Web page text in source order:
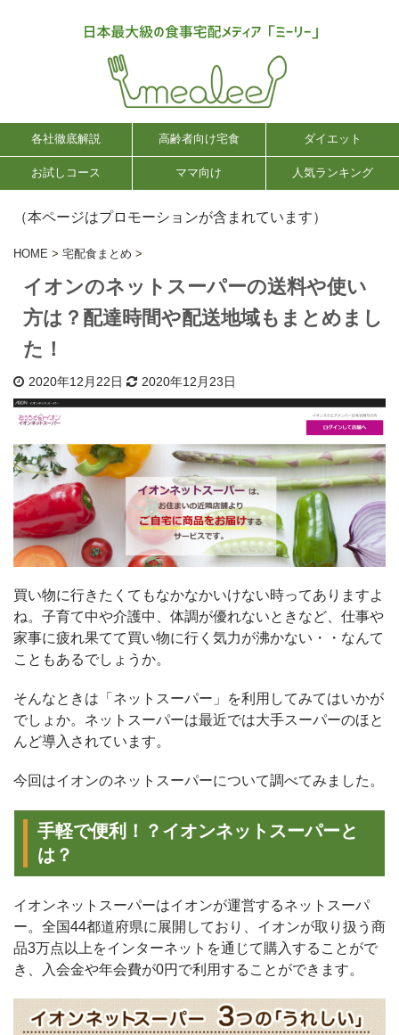
各社徹底解説 高齢者向け宅食 ダイエット
お試しコース ママ向け 人気ランキング
（本ページはプロモーションが含まれています）
HOME > 宅配食まとめ >
イオンのネットスーパーの送料や使い
方は？配達時間や配送地域もまとめまし
た！
2020年12月22日 2020年12月23日
買い物に行きたくてもなかなかいけない時ってありますよ
ね。子育て中や介護中、体調が優れないときなど、仕事や
家事に疲れ果てて買い物に行く気力が沸かない・・なんて
こともあるでしょうか。
そんなときは「ネットスーパー」を利用してみてはいかが
でしょか。ネットスーパーは最近では大手スーパーのほと
んど導入されています。
今回はイオンのネットスーパーについて調べてみました。
手軽で便利！？イオンネットスーパーと
は？
イオンネットスーパーはイオンが運営するネットスーパ
ー。全国44都道府県に展開しており、イオンが取り扱う商
品3万点以上をインターネットを通じて購入することがで
き、入会金や年会費が0円で利用することができます。